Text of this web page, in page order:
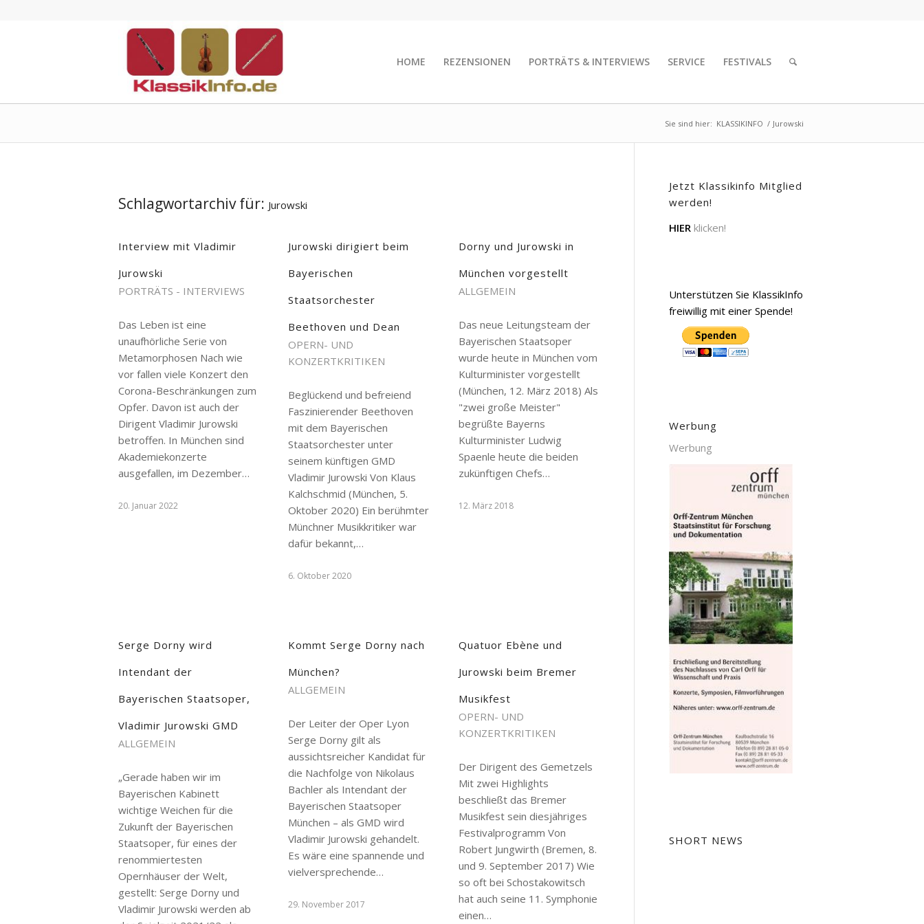
HOME REZENSIONEN PORTRÄTS & INTERVIEWS SERVICE FESTIVALS
Sie sind hier: KLASSIKINFO / Jurowski
Schlagwortarchiv für: Jurowski
Interview mit Vladimir
Jurowski
PORTRÄTS - INTERVIEWS
Das Leben ist eine
unaufhörliche Serie von
Metamorphosen Nach wie
vor fallen viele Konzert den
Corona-Beschränkungen zum
Opfer. Davon ist auch der
Dirigent Vladimir Jurowski
betroffen. In München sind
Akademiekonzerte
ausgefallen, im Dezember…
20. Januar 2022
Jurowski dirigiert beim
Bayerischen
Staatsorchester
Beethoven und Dean
OPERN- UND
KONZERTKRITIKEN
Beglückend und befreiend
Faszinierender Beethoven
mit dem Bayerischen
Staatsorchester unter
seinem künftigen GMD
Vladimir Jurowski Von Klaus
Kalchschmid (München, 5.
Oktober 2020) Ein berühmter
Münchner Musikkritiker war
dafür bekannt,…
6. Oktober 2020
Dorny und Jurowski in
München vorgestellt
ALLGEMEIN
Das neue Leitungsteam der
Bayerischen Staatsoper
wurde heute in München vom
Kulturminister vorgestellt
(München, 12. März 2018) Als
"zwei große Meister"
begrüßte Bayerns
Kulturminister Ludwig
Spaenle heute die beiden
zukünftigen Chefs…
12. März 2018
Serge Dorny wird
Intendant der
Bayerischen Staatsoper,
Vladimir Jurowski GMD
ALLGEMEIN
„Gerade haben wir im
Bayerischen Kabinett
wichtige Weichen für die
Zukunft der Bayerischen
Staatsoper, für eines der
renommiertesten
Opernhäuser der Welt,
gestellt: Serge Dorny und
Vladimir Jurowski werden ab
Kommt Serge Dorny nach
München?
ALLGEMEIN
Der Leiter der Oper Lyon
Serge Dorny gilt als
aussichtsreicher Kandidat für
die Nachfolge von Nikolaus
Bachler als Intendant der
Bayerischen Staatsoper
München – als GMD wird
Vladimir Jurowski gehandelt.
Es wäre eine spannende und
vielversprechende…
29. November 2017
Quatuor Ebène und
Jurowski beim Bremer
Musikfest
OPERN- UND
KONZERTKRITIKEN
Der Dirigent des Gemetzels
Mit zwei Highlights
beschließt das Bremer
Musikfest sein diesjähriges
Festivalprogramm Von
Robert Jungwirth (Bremen, 8.
und 9. September 2017) Wie
so oft bei Schostakowitsch
hat auch seine 11. Symphonie
einen…
Jetzt Klassikinfo Mitglied
werden!
HIER klicken!
Unterstützen Sie KlassikInfo
freiwillig mit einer Spende!
Werbung
Werbung
SHORT NEWS